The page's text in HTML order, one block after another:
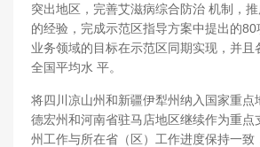
突出地区，完善艾滋病综合防治 机制，
的经验，完成示范区指导方案中提出的
业务领域的目标在示范区同期实现，并且
全国平均水 平。
将四川凉山州和新疆伊犁州纳入国家重点
德宏州和河南省驻马店地区继续作为重点
州工作与所在省（区）工作进度保持一致